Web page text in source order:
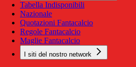
Tabella Indisponibili
Nazionale
Quotazioni Fantacalcio
Regole Fantacalcio
Maglie Fantacalcio
I siti del nostro network